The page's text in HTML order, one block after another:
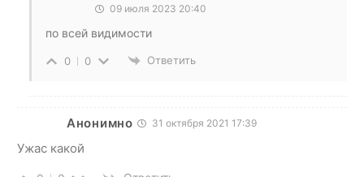
09 июля 2023 20:40
по всей видимости
0 0 Ответить
Анонимно 31 октября 2021 17:39
Ужас какой